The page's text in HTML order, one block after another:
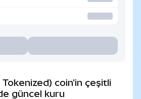
coin'in çeşitli
güncel kuru